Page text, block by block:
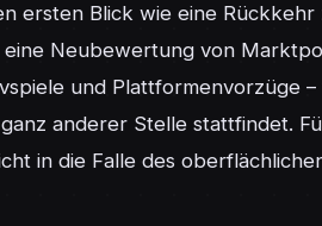
ersten Blick wie eine
eine Neubewertung von
und Plattformenvorzüge
anderer Stelle stattfindet.
in die Falle des